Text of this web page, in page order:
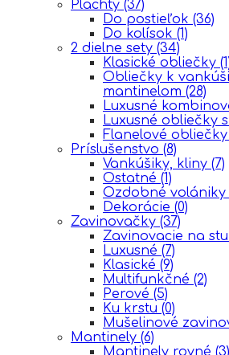
Plachty (37)
Do postieľok (36)
Do kolísok (1)
2 dielne sety (34)
Klasické obliečky
Obliečky k
mantinelom (28)
Luxusné
Luxusné obliečky
Flanelové obliečky
Príslušenstvo (8)
Vankúšiky, kliny (7)
Ostatné (1)
Ozdobné volániky
Dekorácie (0)
Zavinovačky (37)
Zavinovacie na
Luxusné (7)
Klasické (9)
Multifunkčné (2)
Perové (5)
Ku krstu (0)
Mušelinové
Mantinely (6)
Mantinely rovné (3)